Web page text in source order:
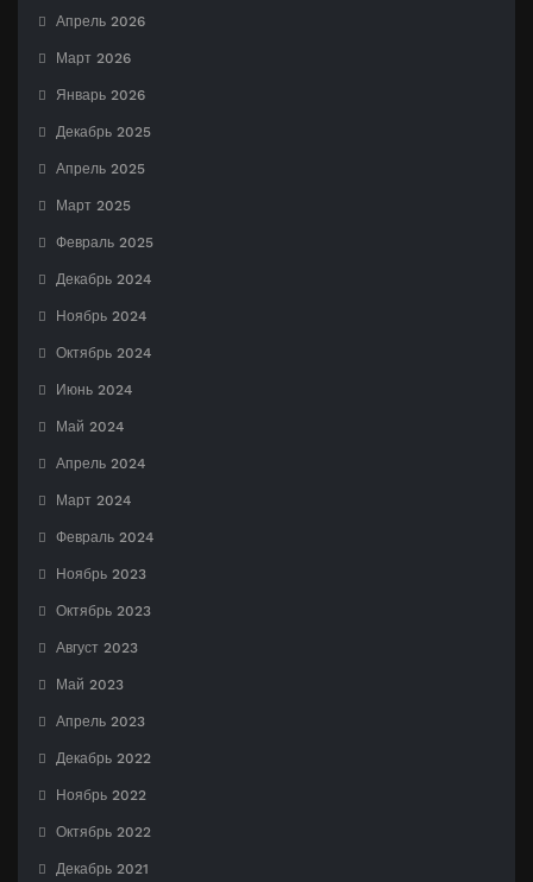
Апрель 2026
Март 2026
Январь 2026
Декабрь 2025
Апрель 2025
Март 2025
Февраль 2025
Декабрь 2024
Ноябрь 2024
Октябрь 2024
Июнь 2024
Май 2024
Апрель 2024
Март 2024
Февраль 2024
Ноябрь 2023
Октябрь 2023
Август 2023
Май 2023
Апрель 2023
Декабрь 2022
Ноябрь 2022
Октябрь 2022
Декабрь 2021